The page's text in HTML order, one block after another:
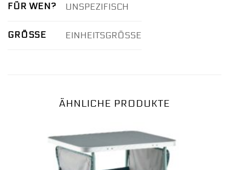
FÜR WEN? UNSPEZIFISCH
GRÖSSE EINHEITSGRÖSSE
ÄHNLICHE PRODUKTE